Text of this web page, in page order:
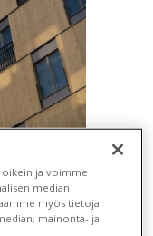
ja voimme
median
myös tietoja
mainonta- ja